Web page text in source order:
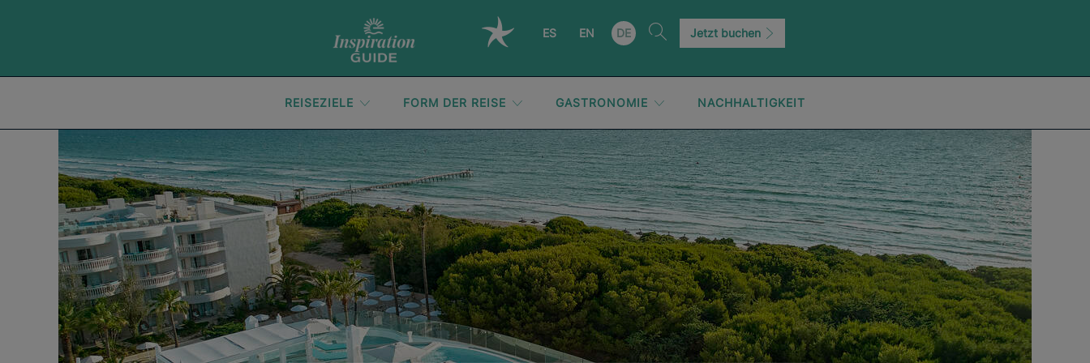
ES EN DE Jetzt buchen
REISEZIELE FORM DER REISE GASTRONOMIE NACHHALTIGKEIT